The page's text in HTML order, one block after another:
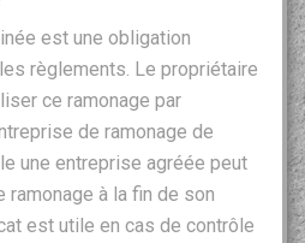
est une obligation
règlements. Le propriétaire
ce ramonage par
de ramonage de
une entreprise agréée peut
à la fin de son
est utile en cas de contrôle